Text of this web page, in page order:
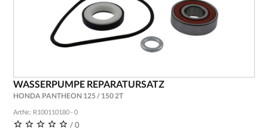
WASSERPUMPE REPARATURSATZ
HONDA PANTHEON 125 / 150 2T
ArtNr.: R100110180 - 0
/ 0